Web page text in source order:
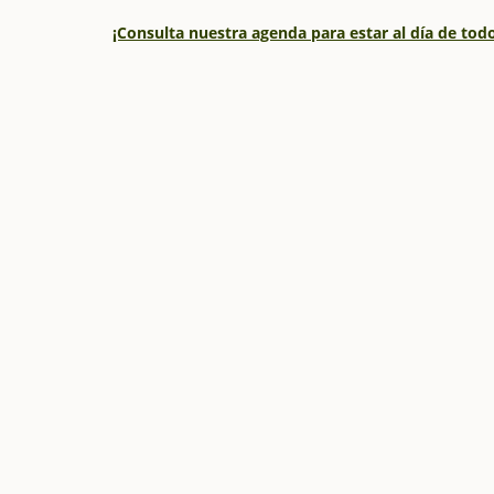
¡Consulta nuestra agenda para estar al día de